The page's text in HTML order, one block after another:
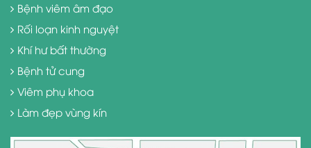
Bệnh viêm âm đạo
Rối loạn kinh nguyệt
Khí hư bất thường
Bệnh tử cung
Viêm phụ khoa
Làm đẹp vùng kín